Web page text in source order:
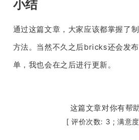
小结
通过这篇文章，大家应该都掌握了
方法。当然不久之后bricks还会发
单，我也会在之后进行更新。
这篇文章对你有帮
[ 评价次数: 3 ; 满意